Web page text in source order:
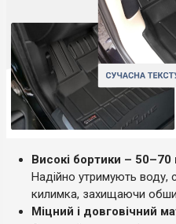
Високі бортики –
Надійно утримують воду,
килимка, захищаючи
Міцний і довговічний